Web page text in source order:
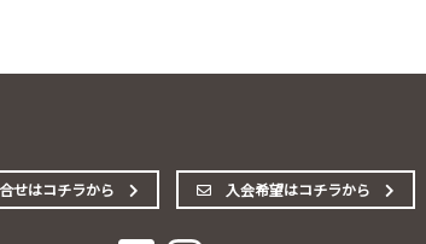
せはコチラから 入会希望はコチラから